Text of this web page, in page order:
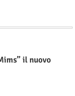
il nuovo